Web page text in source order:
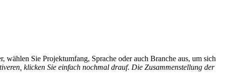
Sie Projektumfang, Sprache oder auch Branche aus, um sich
klicken Sie einfach nochmal drauf. Die Zusammenstellung der